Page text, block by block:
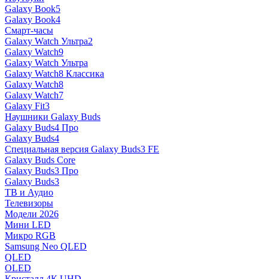
Galaxy Book5
Galaxy Book4
Смарт-часы
Galaxy Watch Ультра2
Galaxy Watch9
Galaxy Watch Ультра
Galaxy Watch8 Классика
Galaxy Watch8
Galaxy Watch7
Galaxy Fit3
Наушники Galaxy Buds
Galaxy Buds4 Про
Galaxy Buds4
Специальная версия Galaxy Buds3 FE
Galaxy Buds Core
Galaxy Buds3 Про
Galaxy Buds3
ТВ и Аудио
Телевизоры
Модели 2026
Мини LED
Микро RGB
Samsung Neo QLED
QLED
OLED